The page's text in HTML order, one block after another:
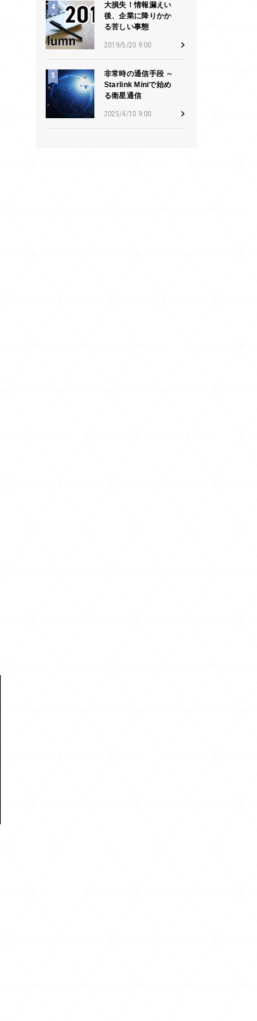
大損失！情報漏えい
後、企業に降りかか
る苦しい事態
2019/5/20 9:00
非常時の通信手段 ～
Starlink Miniで始め
る衛星通信
2025/4/10 9:00